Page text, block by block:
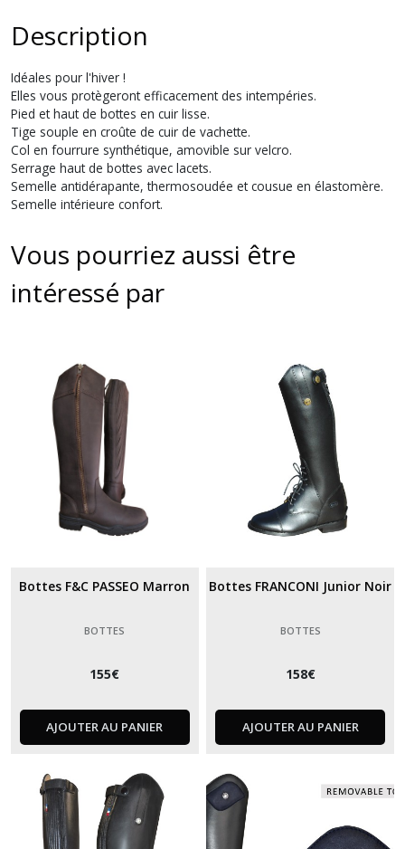
Description
Idéales pour l'hiver !
Elles vous protègeront efficacement des intempéries.
Pied et haut de bottes en cuir lisse.
Tige souple en croûte de cuir de vachette.
Col en fourrure synthétique, amovible sur velcro.
Serrage haut de bottes avec lacets.
Semelle antidérapante, thermosoudée et cousue en élastomère.
Semelle intérieure confort.
Vous pourriez aussi être
intéressé par
Bottes F&C PASSEO Marron
BOTTES
155€
AJOUTER AU PANIER
Bottes FRANCONI Junior Noir
BOTTES
158€
AJOUTER AU PANIER